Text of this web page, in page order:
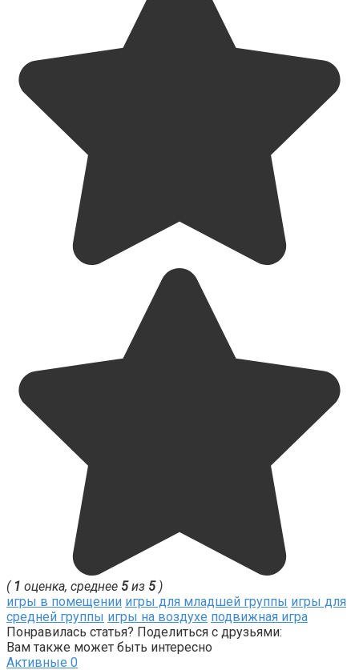
( 1 оценка, среднее 5из 5)
игры в помещении игры для младшей группы игры для
средней группы игры на воздухе подвижная игра
Понравилась статья? Поделиться с друзьями:
Вам также может быть интересно
Активные 0